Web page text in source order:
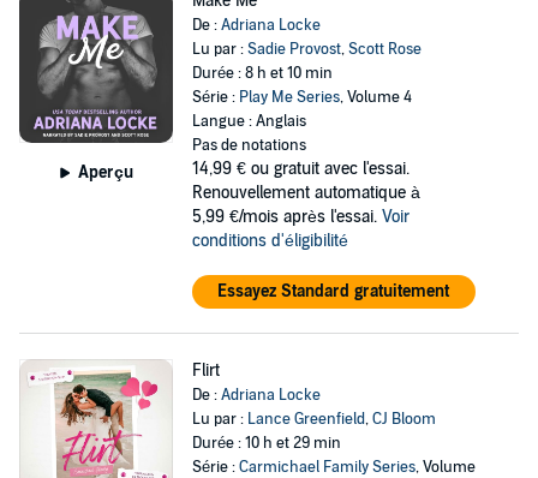
Aperçu
De :Adriana Locke
Lu par :Sadie Provost,Scott Rose
Durée : 8 h et 10 min
Série : Play Me Series, Volume 4
Langue : Anglais
Pas de notations
14,99 € ou gratuit avec l'essai.
Renouvellement automatique à
5,99 €/mois après l'essai. Voir
conditions d'éligibilité
Essayez Standard gratuitement
Flirt
De :Adriana Locke
Lu par : Lance Greenfield,CJ Bloom
Durée : 10 h et 29 min
Série :Carmichael Family Series, Volume